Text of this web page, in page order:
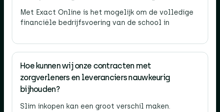
Met Exact Online is het mogelijk om de volledige
financiële bedrijfsvoering van de school in
Hoe kunnen wij onze contracten met
zorgverleners en leveranciers nauwkeurig
bijhouden?
Slim inkopen kan een groot verschil maken.